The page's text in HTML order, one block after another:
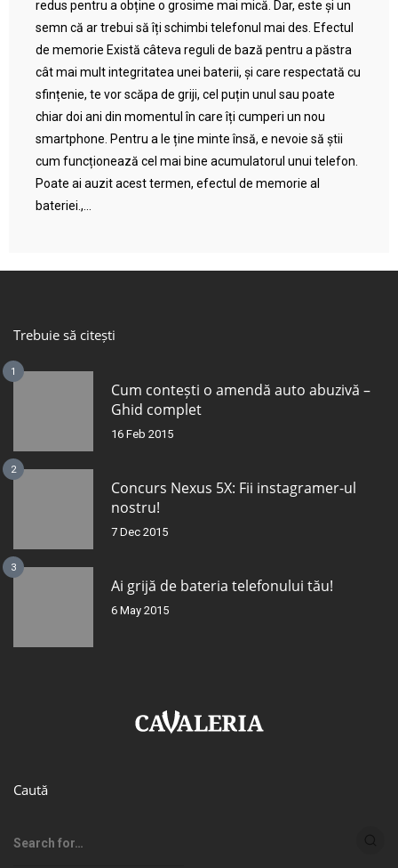
redus pentru a obține o grosime mai mică. Dar, este și un
semn că ar trebui să îți schimbi telefonul mai des. Efectul
de memorie Există câteva reguli de bază pentru a păstra
cât mai mult integritatea unei baterii, și care respectată cu
sfințenie, te vor scăpa de griji, cel puțin unul sau poate
chiar doi ani din momentul în care îți cumperi un nou
smartphone. Pentru a le ține minte însă, e nevoie să știi
cum funcționează cel mai bine acumulatorul unui telefon.
Poate ai auzit acest termen, efectul de memorie al
bateriei.,...
Trebuie să citești
1
Cum contești o amendă auto abuzivă –
Ghid complet
16 Feb 2015
2
Concurs Nexus 5X: Fii instagramer-ul
nostru!
7 Dec 2015
3
Ai grijă de bateria telefonului tău!
6 May 2015
Caută